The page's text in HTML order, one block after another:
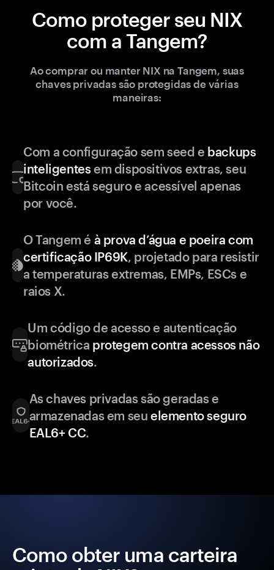
Como proteger seu NIX
com a Tangem?
Ao comprar ou manter NIX na Tangem, suas
chaves privadas são protegidas de várias
maneiras:
Com a configuração sem seed e backups
inteligentesem dispositivos extras, seu
Bitcoin está seguro e acessível apenas
por você.
O Tangem é à prova d’água e poeira com
certificação IP69K, projetado para resistir
a temperaturas extremas, EMPs, ESCs e
raios X.
Um código de acesso e autenticação
biométrica protegem contra acessos não
autorizados.
As chaves privadas são geradas e
armazenadas em seu elemento seguro
EAL6+ CC.
Como obter uma carteira